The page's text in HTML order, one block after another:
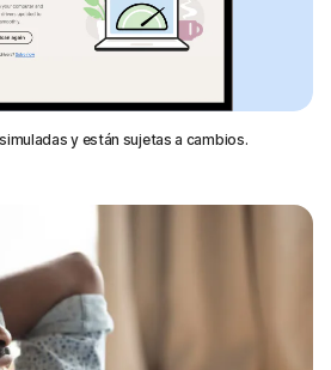
y están sujetas a cambios.